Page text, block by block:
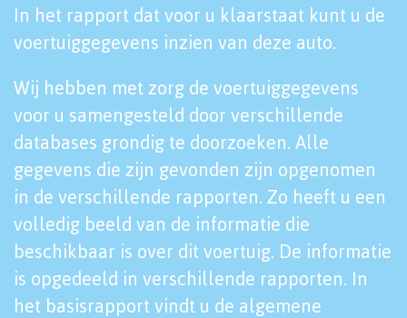
In het rapport dat voor u klaarstaat kunt u de
voertuiggegevens inzien van deze auto.
Wij hebben met zorg de voertuiggegevens
voor u samengesteld door verschillende
databases grondig te doorzoeken. Alle
gegevens die zijn gevonden zijn opgenomen
in de verschillende rapporten. Zo heeft u een
volledig beeld van de informatie die
beschikbaar is over dit voertuig. De informatie
is opgedeeld in verschillende rapporten. In
het basisrapport vindt u de algemene